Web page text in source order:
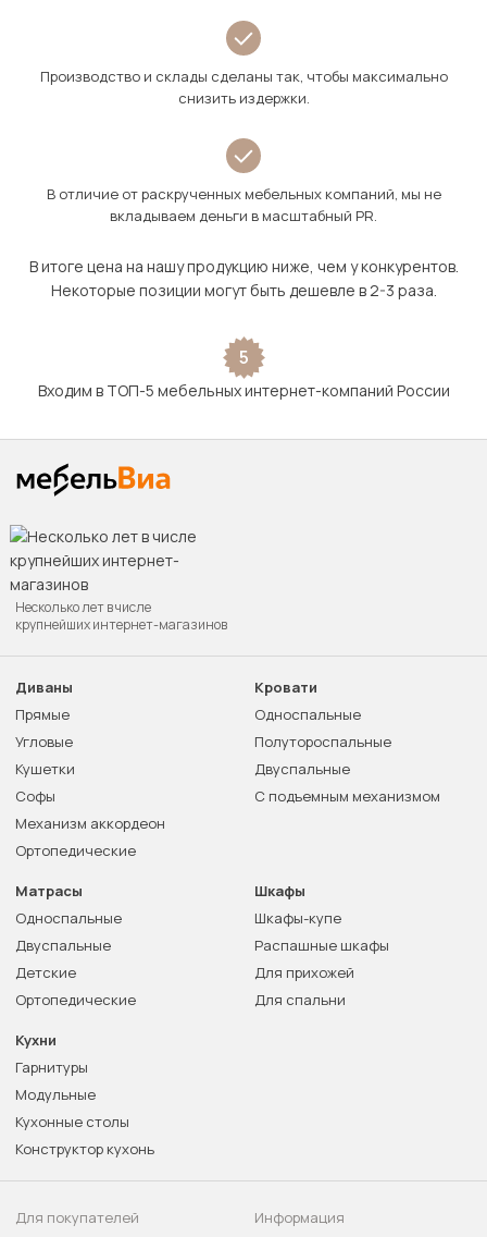
Производство и склады сделаны так, чтобы максимально
снизить издержки.
В отличие от раскрученных мебельных компаний, мы не
вкладываем деньги в масштабный PR.
В итоге цена на нашу продукцию ниже, чем у конкурентов.
Некоторые позиции могут быть дешевле в 2-3 раза.
5
Входим в ТОП-5 мебельных интернет-компаний России
Несколько лет в числе
крупнейших интернет-магазинов
Диваны
Прямые
Угловые
Кушетки
Софы
Механизм аккордеон
Ортопедические
Кровати
Односпальные
Полутороспальные
Двуспальные
С подъемным механизмом
Матрасы
Односпальные
Двуспальные
Детские
Ортопедические
Шкафы
Шкафы-купе
Распашные шкафы
Для прихожей
Для спальни
Кухни
Гарнитуры
Модульные
Кухонные столы
Конструктор кухонь
Для покупателей
Информация